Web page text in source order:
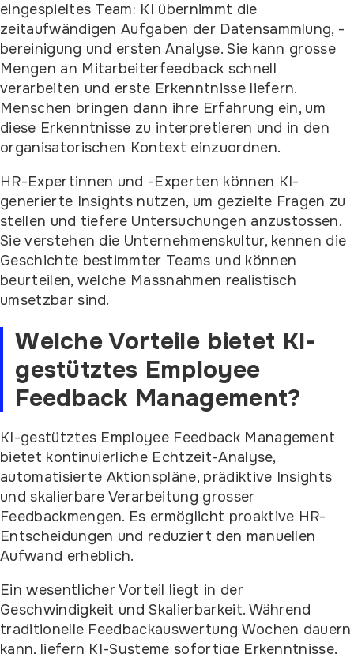
eingespieltes Team: KI übernimmt die
zeitaufwändigen Aufgaben der Datensammlung, -
bereinigung und ersten Analyse. Sie kann grosse
Mengen an Mitarbeiterfeedback schnell
verarbeiten und erste Erkenntnisse liefern.
Menschen bringen dann ihre Erfahrung ein, um
diese Erkenntnisse zu interpretieren und in den
organisatorischen Kontext einzuordnen.
HR-Expertinnen und -Experten können KI-
generierte Insights nutzen, um gezielte Fragen zu
stellen und tiefere Untersuchungen anzustossen.
Sie verstehen die Unternehmenskultur, kennen die
Geschichte bestimmter Teams und können
beurteilen, welche Massnahmen realistisch
umsetzbar sind.
Welche Vorteile bietet KI-
gestütztes Employee
Feedback Management?
KI-gestütztes Employee Feedback Management
bietet kontinuierliche Echtzeit-Analyse,
automatisierte Aktionspläne, prädiktive Insights
und skalierbare Verarbeitung grosser
Feedbackmengen. Es ermöglicht proaktive HR-
Entscheidungen und reduziert den manuellen
Aufwand erheblich.
Ein wesentlicher Vorteil liegt in der
Geschwindigkeit und Skalierbarkeit. Während
traditionelle Feedbackauswertung Wochen dauern
kann, liefern KI-Systeme sofortige Erkenntnisse.